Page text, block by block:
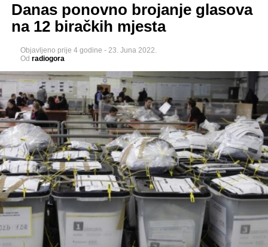
Danas ponovno brojanje glasova
na 12 biračkih mjesta
Objavljeno prije 4 godine - 23. Juna 2022.
Od radiogora